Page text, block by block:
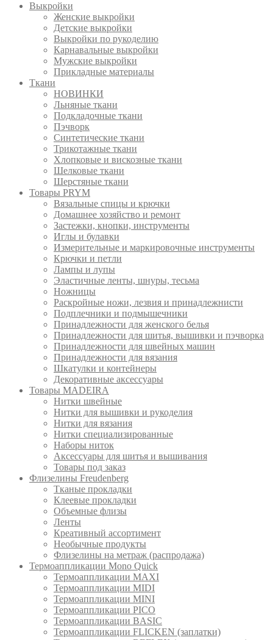
Выкройки
Женские выкройки
Детские выкройки
Выкройки по рукоделию
Карнавальные выкройки
Мужские выкройки
Прикладные материалы
Ткани
НОВИНКИ
Льняные ткани
Подкладочные ткани
Пэчворк
Синтетические ткани
Трикотажные ткани
Хлопковые и вискозные ткани
Шелковые ткани
Шерстяные ткани
Товары PRYM
Вязальные спицы и крючки
Домашнее хозяйство и ремонт
Застежки, кнопки, инструменты
Иглы и булавки
Измерительные и маркировочные инструменты
Крючки и петли
Лампы и лупы
Эластичные ленты, шнуры, тесьма
Ножницы
Раскройные ножи, лезвия и принадлежнисти
Подплечники и подмышечники
Принадлежности для женского белья
Принадлежности для шитья, вышивки и пэчворка
Принадлежности для швейных машин
Принадлежности для вязания
Шкатулки и контейнеры
Декоративные аксессуары
Товары MADEIRA
Нитки швейные
Нитки для вышивки и рукоделия
Нитки для вязания
Нитки специализированные
Наборы ниток
Аксессуары для шитья и вышивания
Товары под заказ
Флизелины Freudenberg
Тканые прокладки
Клеевые прокладки
Объемные флизы
Ленты
Креативный ассортимент
Необычные продукты
Флизелины на метраж (распродажа)
Термоаппликации Mono Quick
Термоаппликации MAXI
Термоаппликации MIDI
Термоаппликации MINI
Термоаппликации PICO
Термоаппликации BASIC
Термоаппликации FLICKEN (заплатки)